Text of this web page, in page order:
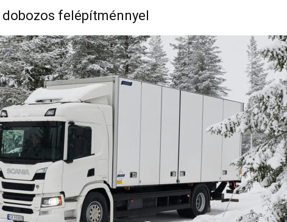
dobozos felépítménnyel